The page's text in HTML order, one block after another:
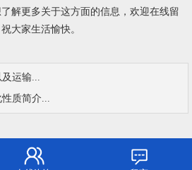
解更多关于这方面的信息，欢迎在线留
大家生活愉快。
运输...
质简介...